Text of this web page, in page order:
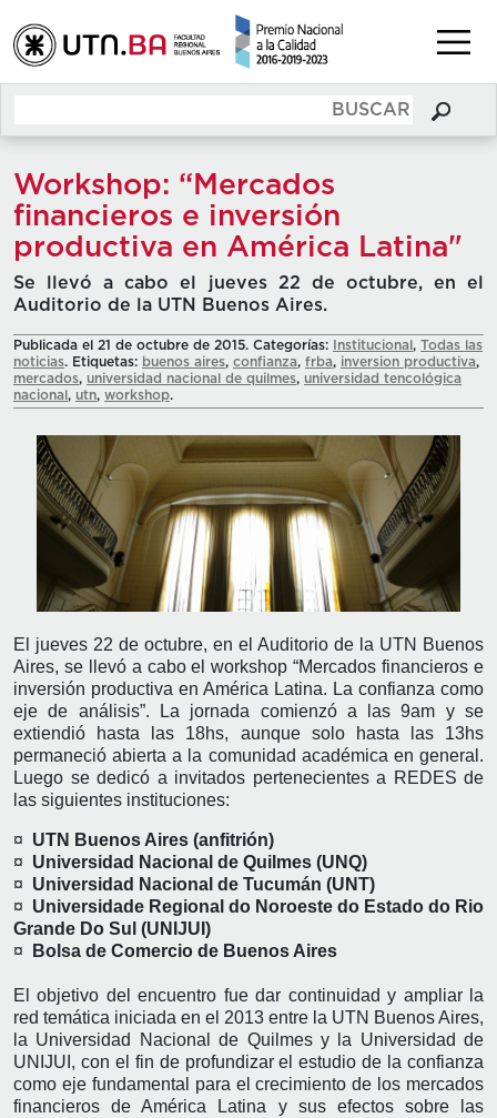
Workshop: “Mercados
financieros e inversión
productiva en América Latina"
Se llevó a cabo el jueves 22 de octubre, en el
Auditorio de la UTN Buenos Aires.
Publicada el 21 de octubre de 2015. Categorías: Institucional , Todas las
noticias. Etiquetas: buenos aires, confianza, frba, inversion productiva,
mercados, universidad nacional de quilmes, universidad tencológica
nacional , utn, workshop.
El jueves 22 de octubre, en el Auditorio de la UTN Buenos
Aires, se llevó a cabo el workshop “Mercados financieros e
inversión productiva en América Latina. La confianza como
eje de análisis”. La jornada comienzó a las 9am y se
extiendió hasta las 18hs, aunque solo hasta las 13hs
permaneció abierta a la comunidad académica en general.
Luego se dedicó a invitados pertenecientes a REDES de
las siguientes instituciones:
¤ UTN Buenos Aires (anfitrión)
¤ Universidad Nacional de Quilmes (UNQ)
¤ Universidad Nacional de Tucumán (UNT)
¤ Universidade Regional do Noroeste do Estado do Rio
Grande Do Sul (UNIJUI)
¤
Bolsa de Comercio de Buenos Aires
El objetivo del encuentro fue dar continuidad y ampliar la
red temática iniciada en el 2013 entre la UTN Buenos Aires,
la Universidad Nacional de Quilmes y la Universidad de
UNIJUI, con el fin de profundizar el estudio de la confianza
como eje fundamental para el crecimiento de los mercados
financieros de América Latina y sus efectos sobre las